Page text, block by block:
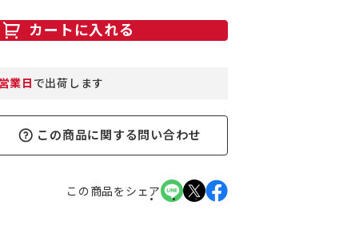
カートに入れる
営業日 で出荷します
この商品に関する問い合わせ
この商品をシェア